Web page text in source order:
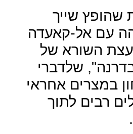
שהופץ שייך
עם אל-קאעדה
השורא של
שלדברי
במצרים אחראי
רבים לתוך